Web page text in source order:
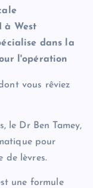
à West
dans la
l'opération
vous rêviez
le Dr Ben Tamey,
pour
de lèvres.
une formule